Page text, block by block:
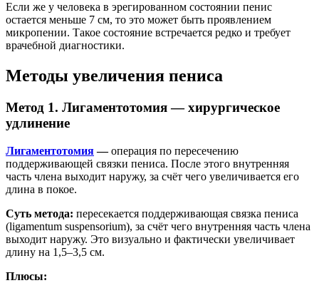
Если же у человека в эрегированном состоянии пенис
остается меньше 7 см, то это может быть проявлением
микропении. Такое состояние встречается редко и требует
врачебной диагностики.
Методы увеличения пениса
Метод 1. Лигаментотомия — хирургическое
удлинение
Лигаментотомия—операция по пересечению
поддерживающей связки пениса. После этого внутренняя
часть члена выходит наружу, за счёт чего увеличивается его
длина в покое.
Суть метода: пересекается поддерживающая связка пениса
(ligamentum suspensorium), за счёт чего внутренняя часть члена
выходит наружу. Это визуально и фактически увеличивает
длину на 1,5–3,5 см.
Плюсы: